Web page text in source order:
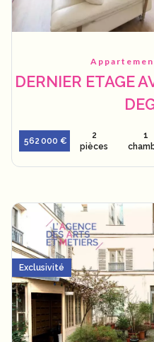
DERNIER ETAGE
562 000 €
2
pièces
1
Exclusivité